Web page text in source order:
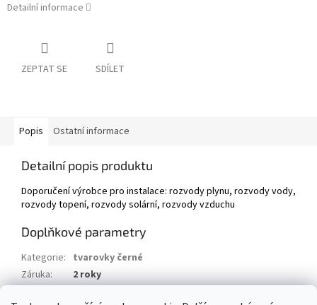
Detailní informace
ZEPTAT SE SDÍLET
Popis Ostatní informace
Detailní popis produktu
Doporučení výrobce pro instalace: rozvody plynu, rozvody vody,
rozvody topení, rozvody solární, rozvody vzduchu
Doplňkové parametry
Kategorie: tvarovky černé
Záruka:
2 roky